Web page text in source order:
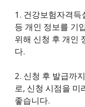
1. 건강보험자격
등 개인 정보를 기
위해 신청 후 개인
다.
2. 신청 후 발급까
로, 신청 시점을 미
좋습니다.